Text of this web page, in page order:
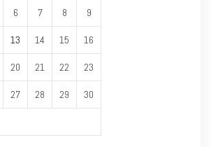
6 7 8 9
13 14 15 16
20 21 22 23
27 28 29 30